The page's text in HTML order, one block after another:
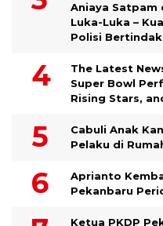
Aniaya Satpam
Luka-Luka –
Polisi
The Latest
Super Bowl
Rising Stars,
Cabuli Anak
Pelaku di
Aprianto
Pekanbaru
Ketua PKDP